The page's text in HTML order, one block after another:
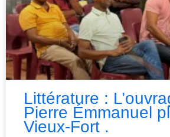
Littérature :
Pierre Émmanuel
Vieux-Fort .